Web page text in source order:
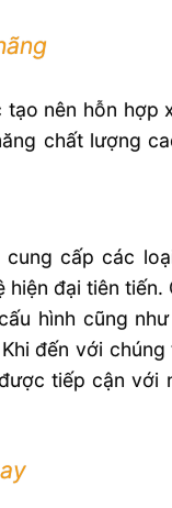
nên hỗn hợp
chất lượng
cấp các
đại tiên tiến.
hình cũng
đến với
tiếp cận với